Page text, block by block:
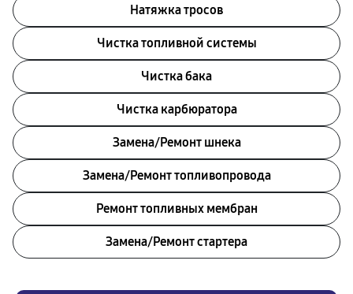
Натяжка тросов
Чистка топливной системы
Чистка бака
Чистка карбюратора
Замена/Pемонт шнека
Замена/Pемонт топливопровода
Ремонт топливных мембран
Замена/Pемонт стартера